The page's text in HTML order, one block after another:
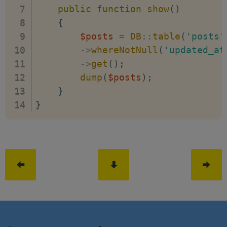
public
function show( )
{
$posts
= DB :: table ( 'posts'
->whereNotNull (
->get ( ) ;
dump ($posts ) ;
}
}